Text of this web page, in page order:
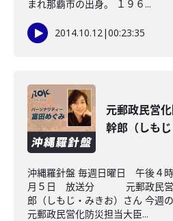
まれ那覇市の出身。 １９６...
2014.10.12|00:23:35
元郵政民営
幹郎（しも
沖縄羅針盤 毎週日曜日 午後４
月５日 放送分 元郵政民営化
郎（しもじ・みきお）さん 今週
元郵政民営化防災担当大臣...